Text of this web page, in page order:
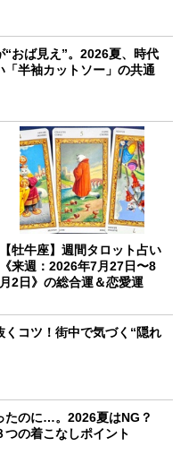
“おば見え”。2026夏、時代
「半袖カットソー」の共通
【牡牛座】週間タロット占い
《来週：2026年7月27日〜8
月2日》の総合運＆恋愛運
くコツ！街中で気づく“隠れ
たのに…。2026夏はNG？
の着こなしポイント